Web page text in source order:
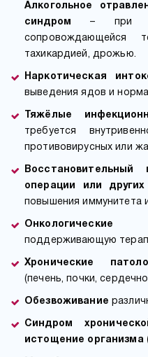
Алкогольное
синдром – при
сопровождающейся
тахикардией, дрожью.
Наркотическая
выведения ядов и
Тяжёлые
требуется
противовирусных или
операции или
повышения иммунитета
Онкологические
поддерживающую
Хронические
(печень, почки,
Обезвоживание
Синдром
истощение организма